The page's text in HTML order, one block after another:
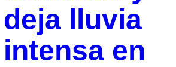
deja lluvia
intensa en